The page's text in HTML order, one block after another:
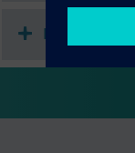
Mehrfach